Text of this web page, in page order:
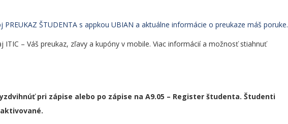
ŠTUDENTA s appkou UBIAN a aktuálne informácie o preukaze máš poruke.
ITIC – Váš preukaz, zľavy a kupóny v mobile. Viac informácií a možnosť stiahnuť
pri zápise alebo po zápise na A9.05 – Register študenta. Študenti